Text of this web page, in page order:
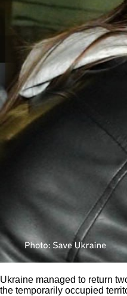
Ukraine managed to return
the temporarily occupied